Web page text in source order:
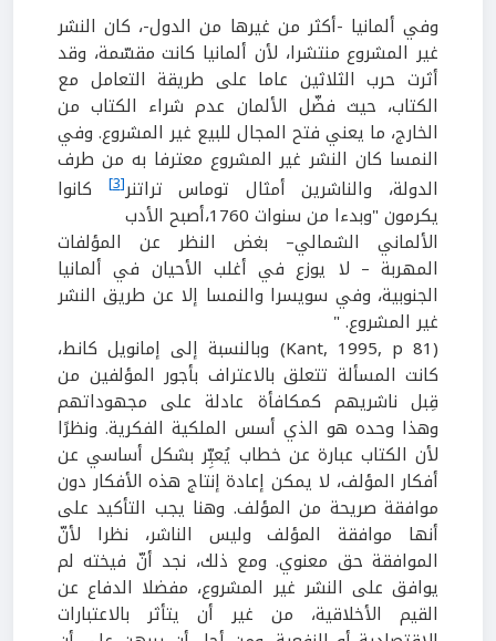
وفي ألمانيا -أكثر من غيرها من الدول-، كان النشر
غير المشروع منتشرا، لأن ألمانيا كانت مقسّمة، وقد
أثرت حرب الثلاثين عاما على طريقة التعامل مع
الكتاب، حيث فضّل الألمان عدم شراء الكتاب من
الخارج، ما يعني فتح المجال للبيع غير المشروع. وفي
النمسا كان النشر غير المشروع معترفا به من طرف
الدولة، والناشرين أمثال توماس تراتنر[3]
كانوا
يكرمون "وبدءا من سنوات 1760،أصبح الأدب
الألماني الشمالي– بغض النظر عن المؤلفات
المهربة – لا يوزع في أغلب الأحيان في ألمانيا
الجنوبية، وفي سويسرا والنمسا إلا عن طريق النشر
غير المشروع. "
(Kant, 1995, p 81) وبالنسبة إلى إمانويل كانط،
كانت المسألة تتعلق بالاعتراف بأجور المؤلفين من
قِبل ناشريهم كمكافأة عادلة على مجهوداتهم
وهذا وحده هو الذي أسس الملكية الفكرية. ونظرًا
لأن الكتاب عبارة عن خطاب يُعبِّر بشكل أساسي عن
أفكار المؤلف، لا يمكن إعادة إنتاج هذه الأفكار دون
موافقة صريحة من المؤلف. وهنا يجب التأكيد على
أنها موافقة المؤلف وليس الناشر، نظرا لأنّ
الموافقة حق معنوي. ومع ذلك، نجد أنّ فيخته لم
يوافق على النشر غير المشروع، مفضلا الدفاع عن
القيم الأخلاقية، من غير أن يتأثر بالاعتبارات